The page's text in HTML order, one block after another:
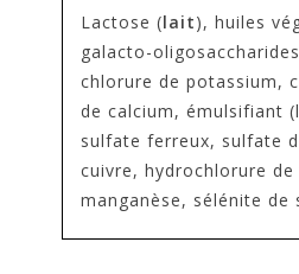
Lactose (lait), huiles
galacto-
chlorure de potassium,
de calcium, émulsifiant
sulfate ferreux, sulfate
cuivre, hydrochlorure
manganèse, sélénite